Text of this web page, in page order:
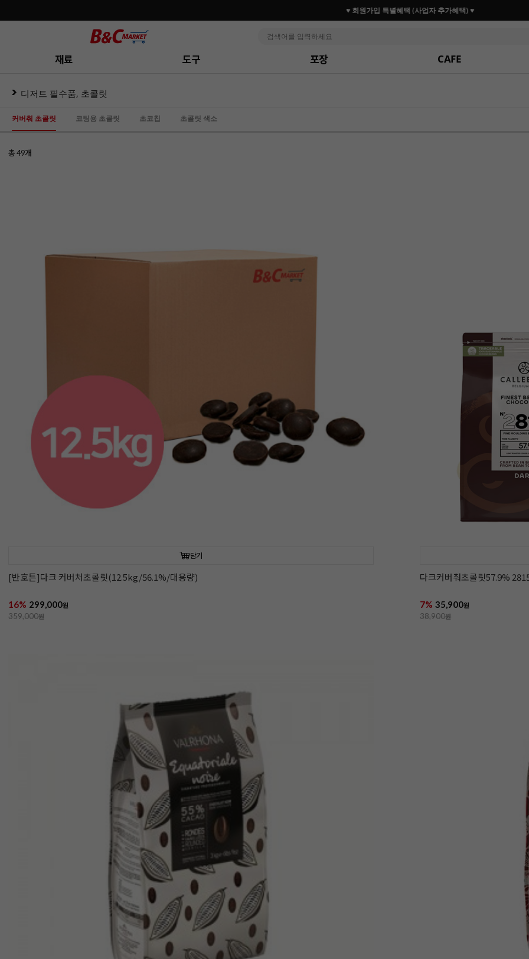
♥ 회원가입 특별혜택 (사업자 추가혜택) ♥
재료 도구 포장 CAFE
디저트 필수품, 초콜릿
커버춰 초콜릿 코팅용 초콜릿 초코칩 초콜릿 색소
총49개
담기
[반호튼]다크 커버처초콜릿(12.5kg/56.1%/대용량)
16% 299,000원
359,000원
다크커버춰초콜릿57.9%
7% 35,900원
38,900원